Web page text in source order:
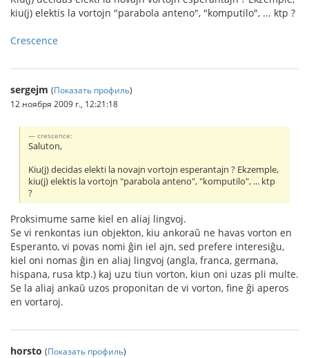
kiu(j) elektis la vortojn "parabola anteno", "komputilo", ... ktp ?
Crescence
sergejm (Показать профиль)
12 ноября 2009 г., 12:21:18
crescence:
Saluton,
Kiu(j) decidas elekti la novajn vortojn esperantajn ? Ekzemple,
kiu(j) elektis la vortojn "parabola anteno", "komputilo", ... ktp
?
Proksimume same kiel en aliaj lingvoj.
Se vi renkontas iun objekton, kiu ankoraŭ ne havas vorton en
Esperanto, vi povas nomi ĝin iel ajn, sed prefere interesiĝu,
kiel oni nomas ĝin en aliaj lingvoj (angla, franca, germana,
hispana, rusa ktp.) kaj uzu tiun vorton, kiun oni uzas pli multe.
Se la aliaj ankaŭ uzos proponitan de vi vorton, fine ĝi aperos
en vortaroj.
horsto (Показать профиль)